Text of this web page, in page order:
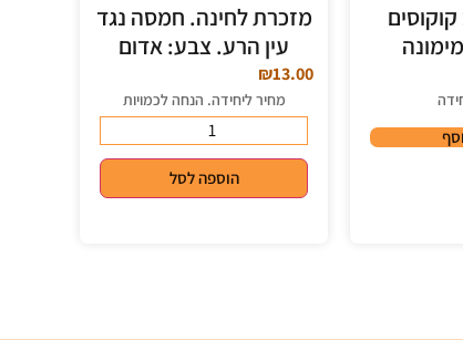
מזכרת לחינה. חמסה נגד
עין הרע. צבע: אדום
₪13.00
מחיר ליחידה. הנחה לכמויות
הוספה לסל